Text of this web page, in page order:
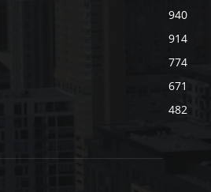
940
914
774
671
482